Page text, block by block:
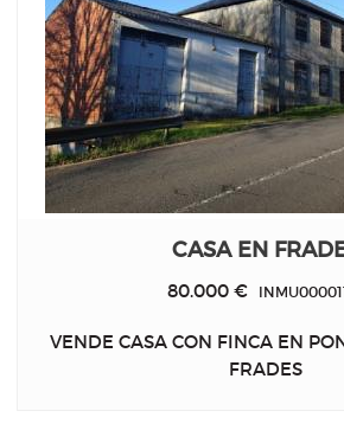
CASA EN
80.000 €
VENDE CASA CON FINCA EN
FRADES